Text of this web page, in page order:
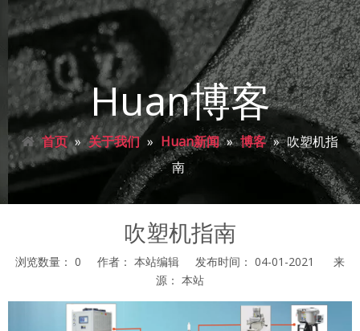
Huan博客
首页 » 关于我们 » Huan新闻 » 博客 » 吹塑机指
南
吹塑机指南
浏览数量： 0 作者： 本站编辑 发布时间： 04-01-2021 来
源： 本站